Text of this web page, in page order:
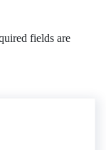
fields are